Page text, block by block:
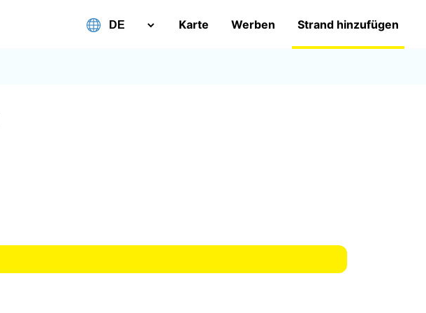
Karte Werben Strand hinzufügen